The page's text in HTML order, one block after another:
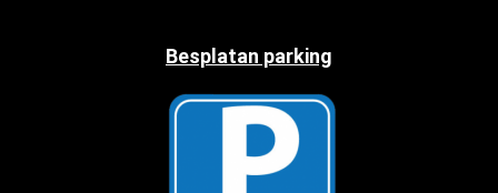
Besplatan parking